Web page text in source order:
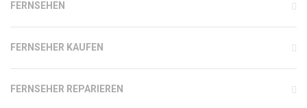
FERNSEHEN
FERNSEHER KAUFEN
FERNSEHER REPARIEREN